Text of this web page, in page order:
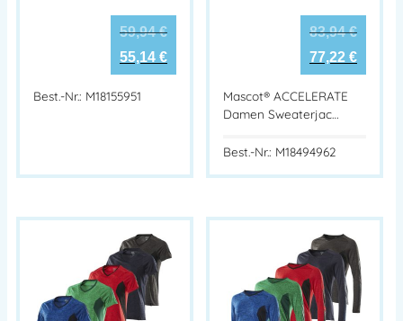
59,94€
55,14 €
Best.-Nr.: M18155951
83,94€
77,22 €
Mascot® ACCELERATE
Damen Sweaterjac…
Best.-Nr.: M18494962